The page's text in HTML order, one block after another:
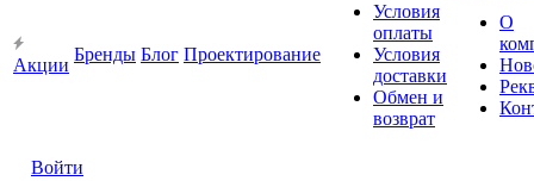
Акции
Бренды Блог Проектирование
Условия
оплаты
Условия
доставки
Обмен и
возврат
О
Войти